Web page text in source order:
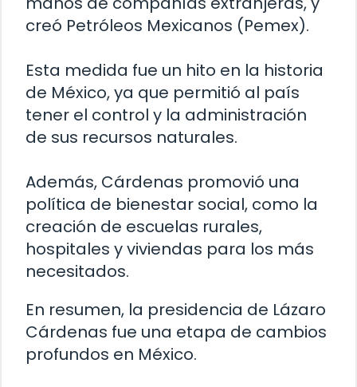
creó Petróleos Mexicanos (Pemex).
Esta medida fue un hito en la historia
de México, ya que permitió al país
tener el control y la administración
de sus recursos naturales.
Además, Cárdenas promovió una
política de bienestar social, como la
creación de escuelas rurales,
hospitales y viviendas para los más
necesitados.
En resumen, la presidencia de Lázaro
Cárdenas fue una etapa de cambios
profundos en México.